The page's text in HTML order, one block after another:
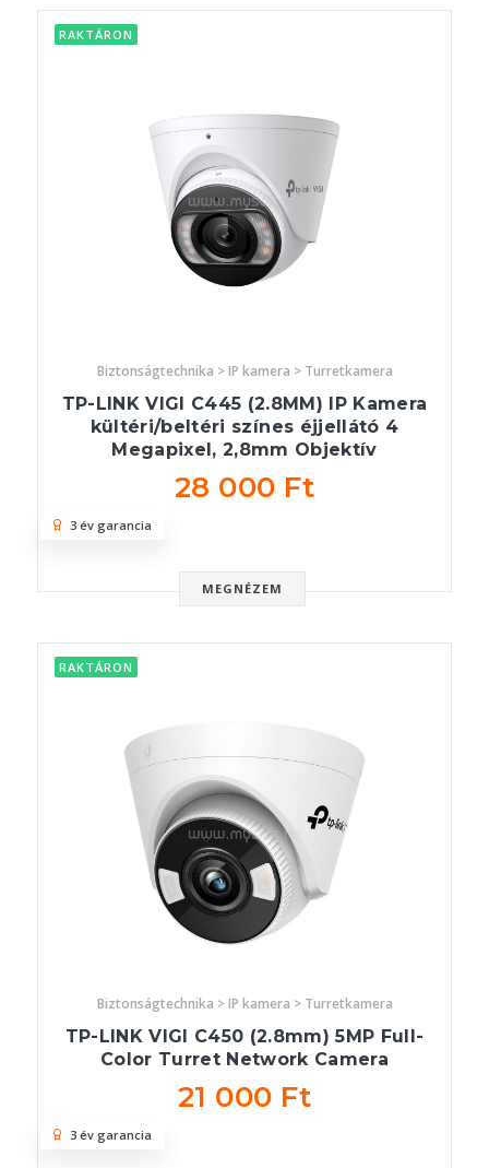
RAKTÁRON
Biztonságtechnika > IP kamera > Turretkamera
TP-LINK VIGI C445 (2.8MM) IP Kamera
kültéri/beltéri színes éjjellátó 4
Megapixel, 2,8mm Objektív
28 000 Ft
MEGNÉZEM
3 év garancia
RAKTÁRON
Biztonságtechnika > IP kamera > Turretkamera
TP-LINK VIGI C450 (2.8mm) 5MP Full-
Color Turret Network Camera
21 000 Ft
3 év garancia